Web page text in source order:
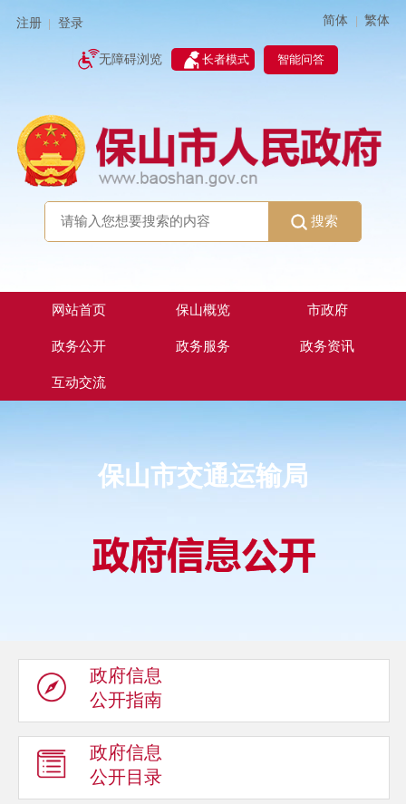
注册 登录 简体 | 繁体
无障碍浏览 长者模式 智能问答
搜索
网站首页 保山概览 市政府
政务公开 政务服务 政务资讯
互动交流
保山市交通运输局
政府信息
公开指南
政府信息
公开目录